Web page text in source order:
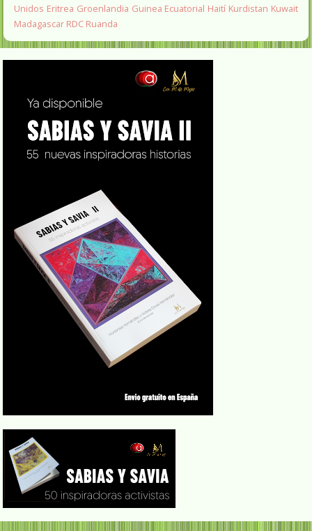
Unidos Eritrea Groenlandia Guinea Ecuatorial Haití Kurdistan Kuwait
Madagascar RDC Ruanda